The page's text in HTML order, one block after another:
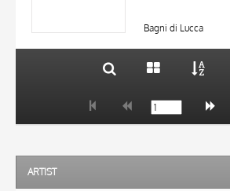
Bagni di Lucca
ARTIST